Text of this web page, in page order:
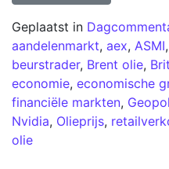
Geplaatst in
aandelenmarkt, aex, ASMI,
beurstrader, Brent olie,
economie, economische
financiële markten,
Nvidia, Olieprijs,
olie